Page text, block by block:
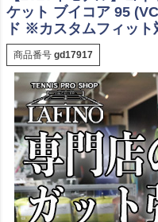
ケット ブイコア 95
ド ※カスタムフィット
商品番号 gd17917